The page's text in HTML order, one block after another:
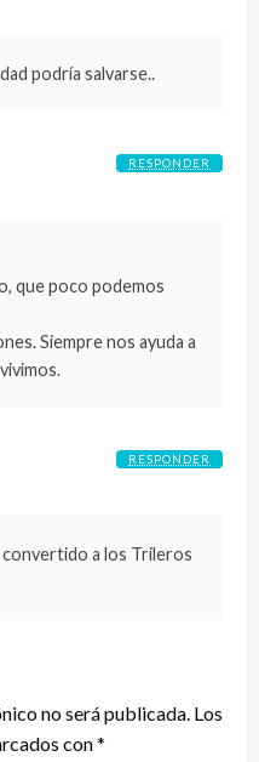
podría salvarse..
que poco podemos
Siempre nos ayuda a
RESPONDER
a los Trileros
RESPONDER
no será publicada. Los
con*